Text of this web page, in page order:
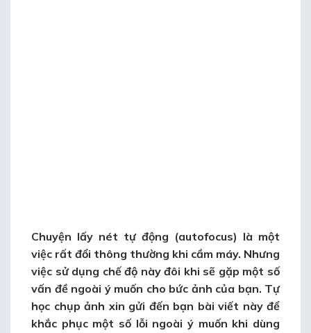
Chuyện lấy nét tự động (autofocus) là một
việc rất đổi thông thường khi cầm máy. Nhưng
việc sử dụng chế độ này đôi khi sẽ gặp một số
vấn đề ngoài ý muốn cho bức ảnh của bạn. Tự
học chụp ảnh xin gửi đến bạn bài viết này để
khắc phục một số lỗi ngoài ý muốn khi dùng